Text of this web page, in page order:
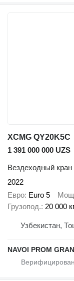
XCMG QY20K5C
1 391 000 000 UZS
Вездеходный кран
2022
Евро Euro 5
Грузопод. 20 000
Узбекистан,
NAVOI PROM